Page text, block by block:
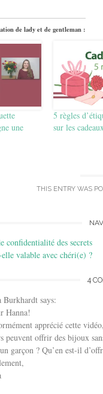
de lady et de gentleman :
une
5 règles
sur les
THIS ENTRY WAS
confidentialité des secrets
elle valable avec chéri(e) ?
4
Burkhardt says:
Hanna!
apprécié cette
peuvent offrir des bijoux
garçon ? Qu’en est-il